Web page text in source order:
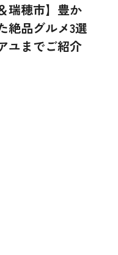
瑞穂市】豊か
絶品グルメ3選
ユまでご紹介